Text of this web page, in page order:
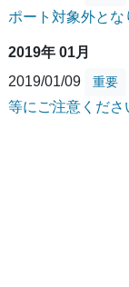
ポート対象外とな
2019年 01月
2019/01/09
重要
等にご注意くださ